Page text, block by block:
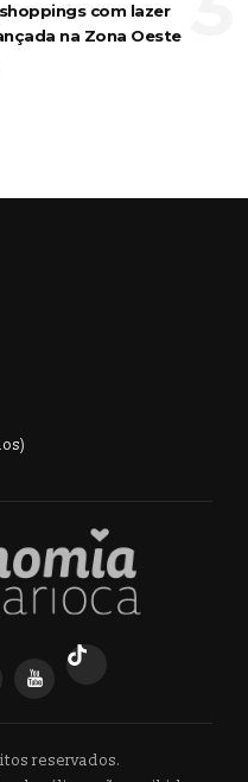
com lazer
na Zona Oeste
reservados.